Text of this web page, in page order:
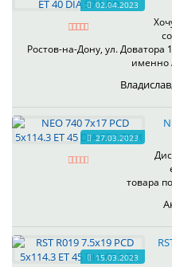
02.04.2023
Ростов-на-Дону, ул.
именно
27.03.2023
товара
15.03.2023